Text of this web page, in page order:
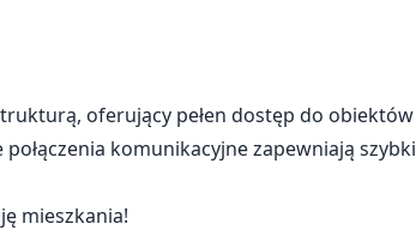
oferujący pełen dostęp do obiektów
komunikacyjne zapewniają szybki
mieszkania!